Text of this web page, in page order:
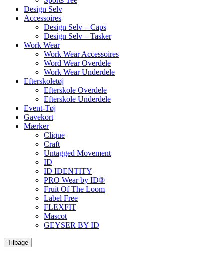
Design Selv
Accessoires
Design Selv – Caps
Design Selv – Tasker
Work Wear
Work Wear Accessoires
Word Wear Overdele
Work Wear Underdele
Efterskoletøj
Efterskole Overdele
Efterskole Underdele
Event-Tøj
Gavekort
Mærker
Clique
Craft
Untagged Movement
ID
ID IDENTITY
PRO Wear by ID®
Fruit Of The Loom
Label Free
FLEXFIT
Mascot
GEYSER BY ID
Tilbage